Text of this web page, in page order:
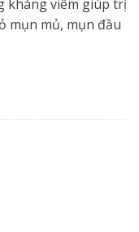
kháng viêm giúp trị
mụn mủ, mụn đầu